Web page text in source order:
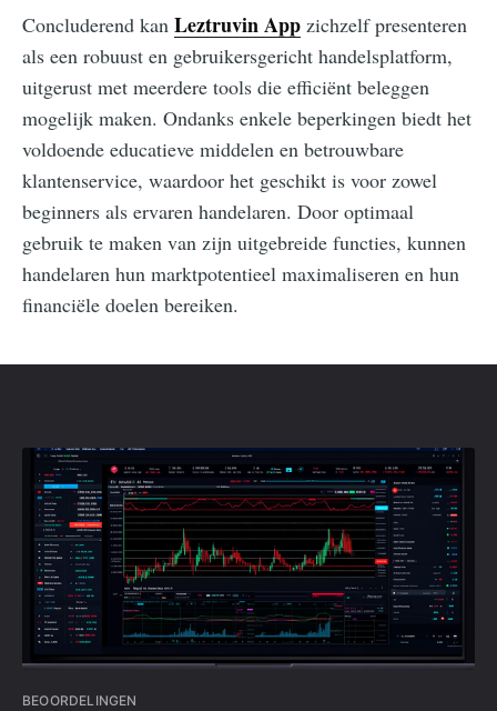
Concluderend kan Leztruvin App zichzelf presenteren
als een robuust en gebruikersgericht handelsplatform,
uitgerust met meerdere tools die efficiënt beleggen
mogelijk maken. Ondanks enkele beperkingen biedt het
voldoende educatieve middelen en betrouwbare
klantenservice, waardoor het geschikt is voor zowel
beginners als ervaren handelaren. Door optimaal
gebruik te maken van zijn uitgebreide functies, kunnen
handelaren hun marktpotentieel maximaliseren en hun
financiële doelen bereiken.
BEOORDELINGEN